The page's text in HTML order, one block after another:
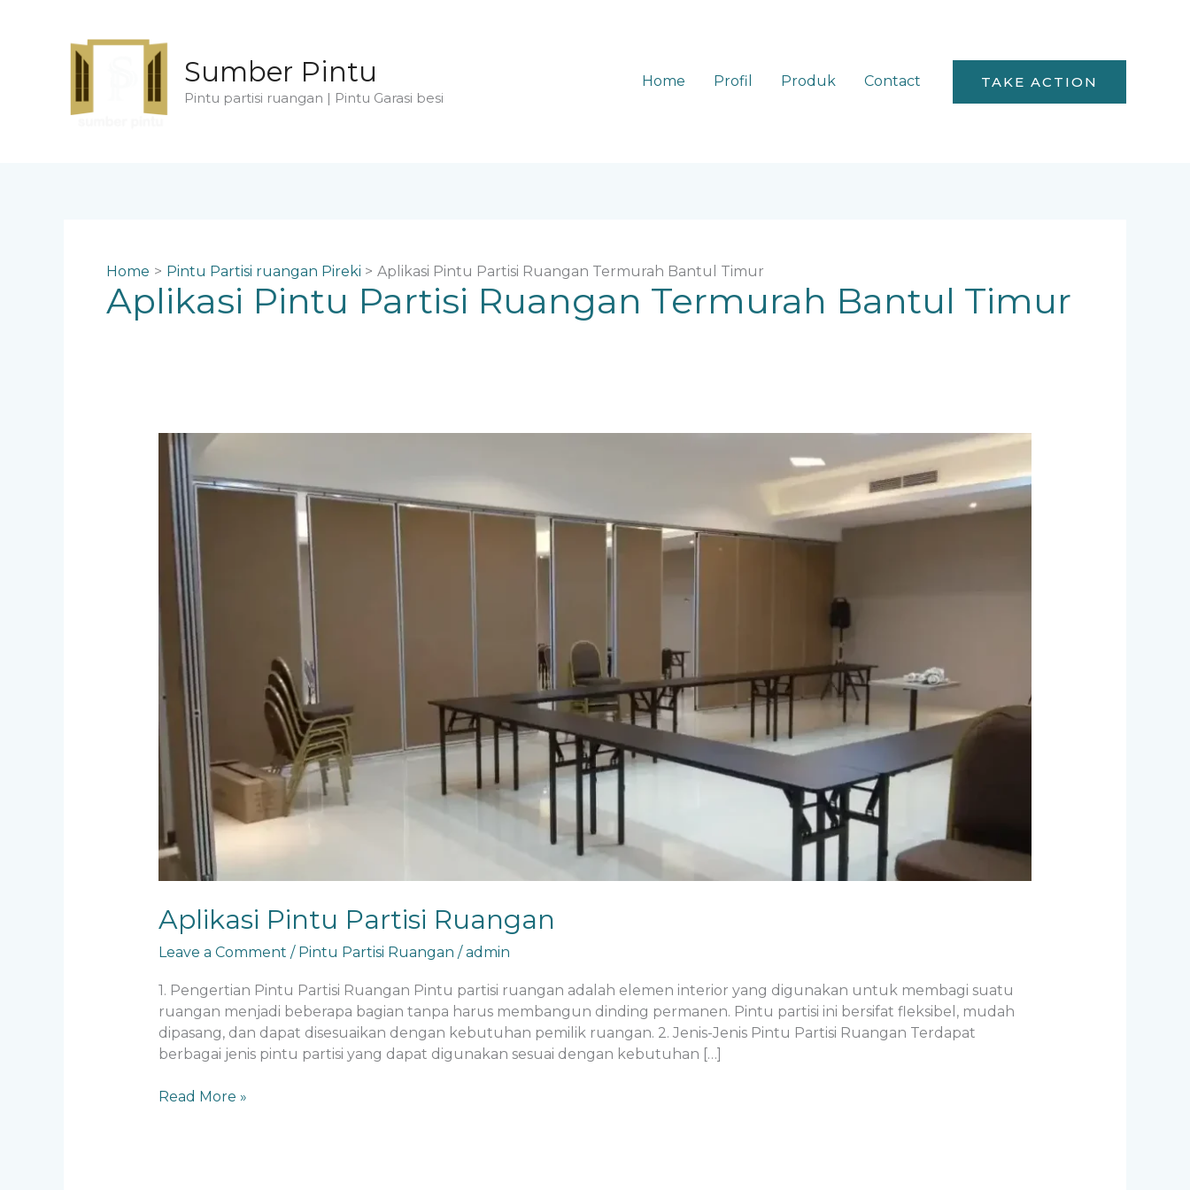
Sumber Pintu
Pintu partisi ruangan | Pintu Garasi besi
Home Profil Produk Contact TAKE ACTION
Home Pintu Partisi ruangan Pireki Aplikasi Pintu Partisi Ruangan Termurah Bantul Timur
Aplikasi Pintu Partisi Ruangan Termurah Bantul Timur
Aplikasi Pintu Partisi Ruangan
Leave a Comment / Pintu Partisi Ruangan /admin
1. Pengertian Pintu Partisi Ruangan Pintu partisi ruangan adalah elemen interior yang digunakan untuk membagi suatu
ruangan menjadi beberapa bagian tanpa harus membangun dinding permanen. Pintu partisi ini bersifat fleksibel, mudah
dipasang, dan dapat disesuaikan dengan kebutuhan pemilik ruangan. 2. Jenis-Jenis Pintu Partisi Ruangan Terdapat
berbagai jenis pintu partisi yang dapat digunakan sesuai dengan kebutuhan […]
Aplikasi
Pintu
Partisi
Ruangan
Read More »